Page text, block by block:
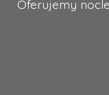
Oferujemy